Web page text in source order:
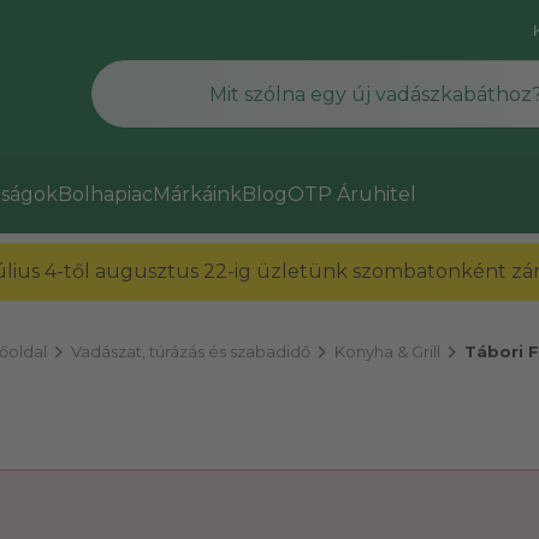
BolhapiacMárkáinkBlogOTP Áruhitel
4-től augusztus 22-ig üzletünk szombatonként
chevron_right Vadászat, túrázás és szabadidő chevron_right Konyha & Grill chevron_right Tábori